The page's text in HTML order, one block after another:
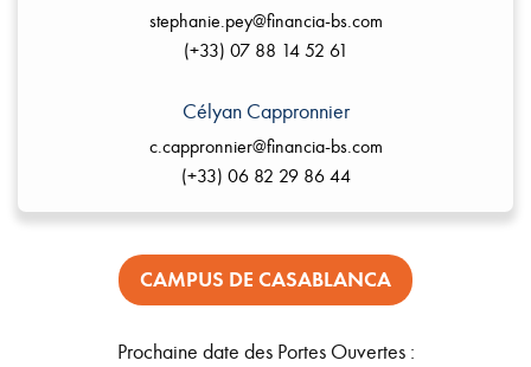
stephanie.pey@financia-bs.com
(+33) 07 88 14 52 61
Célyan Cappronnier
c.cappronnier@financia-bs.com
(+33) 06 82 29 86 44
CAMPUS DE CASABLANCA
Prochaine date des Portes Ouvertes :